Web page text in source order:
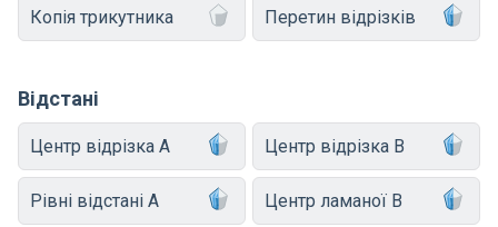
Копія трикутника Перетин відрізків
Відстані
Центр відрізка A Центр відрізка B
Рівні відстані A Центр ламаної B